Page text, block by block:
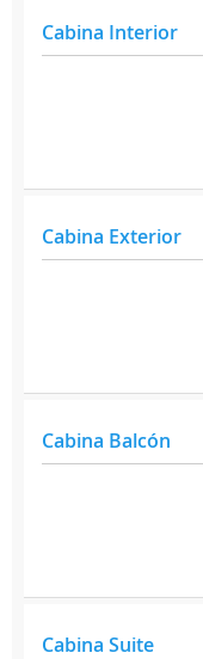
Cabina Interior
Cabina Exterior
Cabina Balcón
Cabina Suite